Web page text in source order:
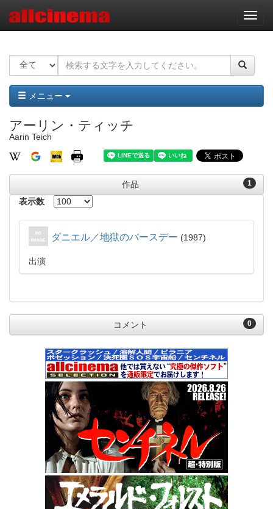
ナ
ビ
ー
ョ
ン
メニュー
アーリン・ティッチ
Aarin Teich
1
作品
表示数
ダニエル／地獄のバースデー 1987
出演
0
コメント